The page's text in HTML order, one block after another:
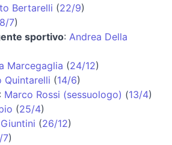
Bertarelli (22/9)
8/7)
sportivo: Andrea Della
Marcegaglia (24/12)
Quintarelli (14/6)
: Marco Rossi (sessuologo) (13/4)
(25/4)
(26/12)
7)